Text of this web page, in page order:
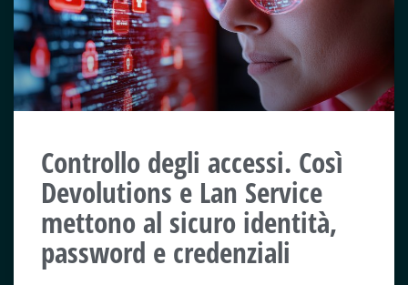
Controllo degli accessi. Così
Devolutions e Lan Service
mettono al sicuro identità,
password e credenziali